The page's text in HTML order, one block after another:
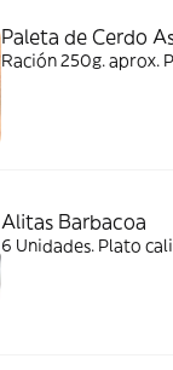
Paleta de Cerdo
Ración 250g. aprox.
Alitas Barbacoa
6 Unidades. Plato